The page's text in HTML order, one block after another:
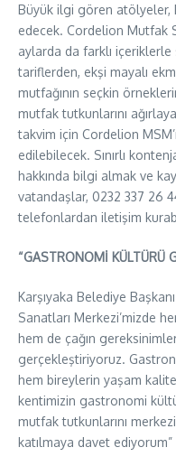
Büyük ilgi gören atölyeler,
edecek. Cordelion Mutfak
aylarda da farklı içeriklerle
tariflerden, ekşi mayalı
mutfağının seçkin
mutfak tutkunlarını
takvim için Cordelion
edilebilecek. Sınırlı
hakkında bilgi almak ve
vatandaşlar, 0232 337 26
telefonlardan iletişim
“GASTRONOMİ KÜLTÜRÜ
Karşıyaka Belediye
Sanatları Merkezi’mizde
hem de çağın
gerçekleştiriyoruz.
hem bireylerin yaşam
kentimizin gastronomi
mutfak tutkunlarını
katılmaya davet